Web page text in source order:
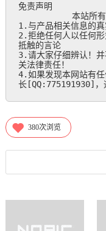
免责声明
本站所有信息
1.与产品相关信息的真
2.拒绝任何人以任何
抵触的言论
3.请大家仔细辨认！
关法律责任！
4.如果发现本网站有
长[QQ:775191930]，
380次浏览